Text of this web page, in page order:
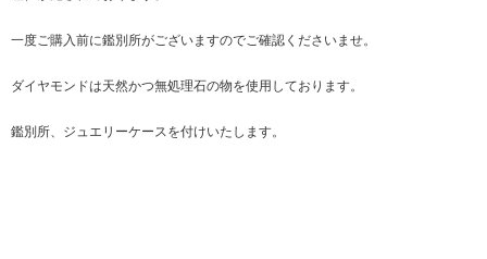
一度ご購入前に鑑別所がございますのでご確認くださいませ。
ダイヤモンドは天然かつ無処理石の物を使用しております。
鑑別所、ジュエリーケースを付けいたします。